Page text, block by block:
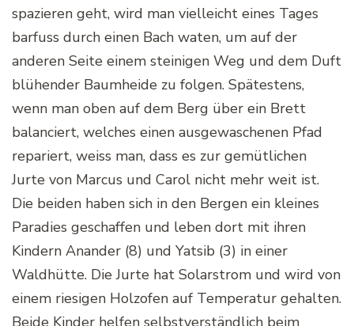
spazieren geht, wird man vielleicht eines Tages
barfuss durch einen Bach waten, um auf der
anderen Seite einem steinigen Weg und dem Duft
blühender Baumheide zu folgen. Spätestens,
wenn man oben auf dem Berg über ein Brett
balanciert, welches einen ausgewaschenen Pfad
repariert, weiss man, dass es zur gemütlichen
Jurte von Marcus und Carol nicht mehr weit ist.
Die beiden haben sich in den Bergen ein kleines
Paradies geschaffen und leben dort mit ihren
Kindern Anander (8) und Yatsib (3) in einer
Waldhütte. Die Jurte hat Solarstrom und wird von
einem riesigen Holzofen auf Temperatur gehalten.
Beide Kinder helfen selbstverständlich beim